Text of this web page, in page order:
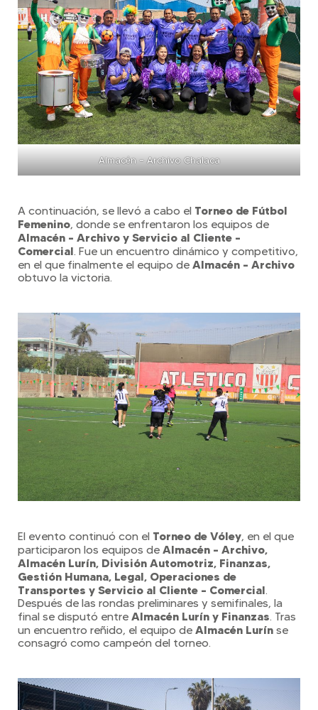
Almacén – Archivo Chalaca
A continuación, se llevó a cabo el Torneo de Fútbol
Femenino, donde se enfrentaron los equipos de
Almacén – Archivo y Servicio al Cliente –
Comercial. Fue un encuentro dinámico y competitivo,
en el que finalmente el equipo de Almacén – Archivo
obtuvo la victoria.
El evento continuó con el Torneo de Vóley, en el que
participaron los equipos de Almacén – Archivo,
Almacén Lurín, División Automotriz, Finanzas,
Gestión Humana, Legal, Operaciones de
Transportes y Servicio al Cliente – Comercial.
Después de las rondas preliminares y semifinales, la
final se disputó entre Almacén Lurín y Finanzas. Tras
un encuentro reñido, el equipo de Almacén Lurín se
consagró como campeón del torneo.